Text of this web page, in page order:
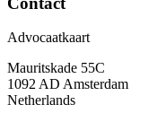
Advocaatkaart
Mauritskade 55C
1092 AD Amsterdam
Netherlands